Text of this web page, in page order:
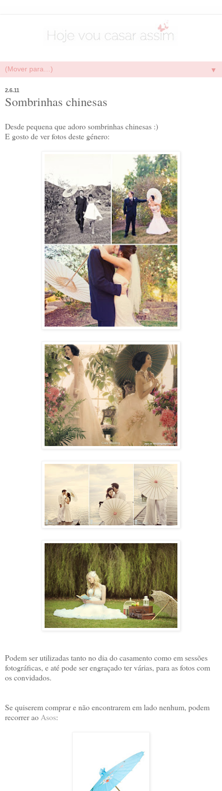
▼
2.6.11
Sombrinhas chinesas
Desde pequena que adoro sombrinhas chinesas :)
E gosto de ver fotos deste género:
Podem ser utilizadas tanto no dia do casamento como em sessões
fotográficas, e até pode ser engraçado ter várias, para as fotos com
os convidados.
Se quiserem comprar e não encontrarem em lado nenhum, podem
recorrer ao Asos: